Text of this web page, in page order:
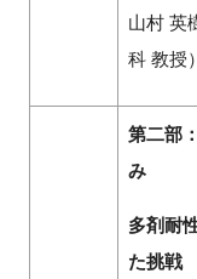
山村 英
科 教授）
第二部
み
多剤耐
た挑戦